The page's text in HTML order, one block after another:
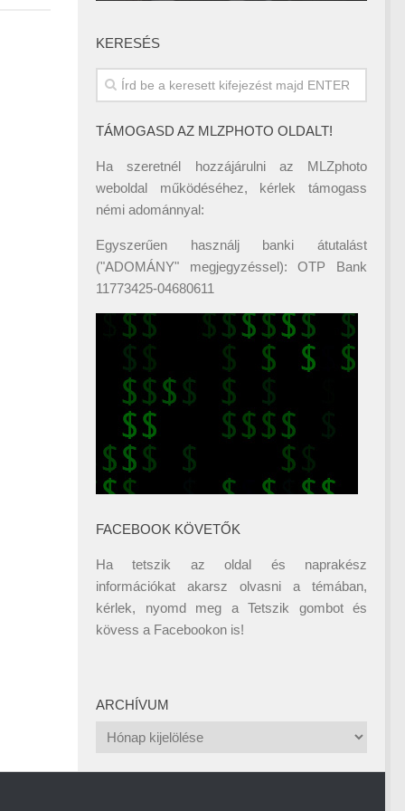
KERESÉS
TÁMOGASD AZ MLZPHOTO OLDALT!
Ha szeretnél hozzájárulni az MLZphoto
weboldal működéséhez, kérlek támogass
némi adománnyal:
Egyszerűen használj banki átutalást
("ADOMÁNY" megjegyzéssel): OTP Bank
11773425-04680611
FACEBOOK KÖVETŐK
Ha tetszik az oldal és naprakész
információkat akarsz olvasni a témában,
kérlek, nyomd meg a Tetszik gombot és
kövess a Facebookon is!
ARCHÍVUM
Archívum